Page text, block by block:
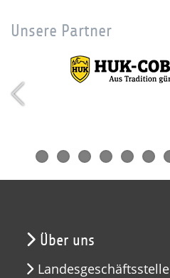
Unsere Partner
Über uns
Landesgeschäftsstelle